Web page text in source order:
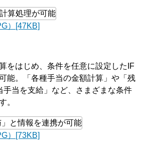
）[47KB]
をはじめ、条件を任意に設定したIF
能。「各種手当の金額計算」や「残
手当を支給」など、さまざまな条件
。
）[73KB]